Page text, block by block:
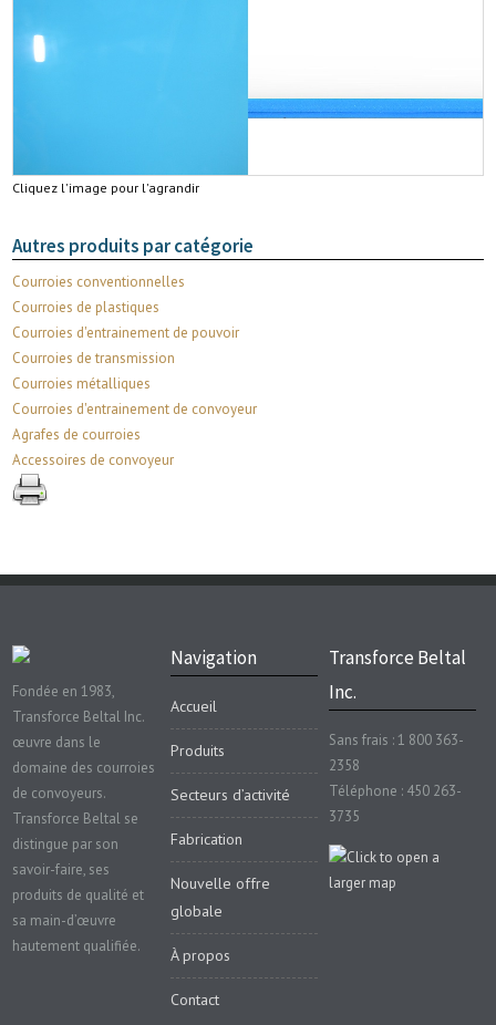
Cliquez l'image pour l'agrandir
Autres produits par catégorie
Courroies conventionnelles
Courroies de plastiques
Courroies d'entrainement de pouvoir
Courroies de transmission
Courroies métalliques
Courroies d'entrainement de convoyeur
Agrafes de courroies
Accessoires de convoyeur
Fondée en 1983,
Transforce Beltal Inc.
œuvre dans le
domaine des courroies
de convoyeurs.
Transforce Beltal se
distingue par son
savoir-faire, ses
produits de qualité et
sa main-d’œuvre
hautement qualifiée.
Navigation
Accueil
Produits
Secteurs d’activité
Fabrication
Nouvelle offre
globale
À propos
Contact
Transforce Beltal
Inc.
Sans frais : 1 800 363-
2358
Téléphone : 450 263-
3735